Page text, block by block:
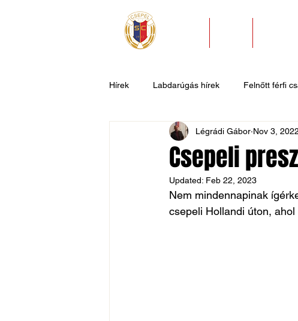
Hírek Labdarúgás hírek Felnőtt férfi
U9 U7 Evezős hírek
Csepel SC II Általános hírek
Csepeli
Légrádi Gábor Nov 3, 2022
Updated: Feb 22, 2023
Nem mindennapinak
csepeli Hollandi úton,